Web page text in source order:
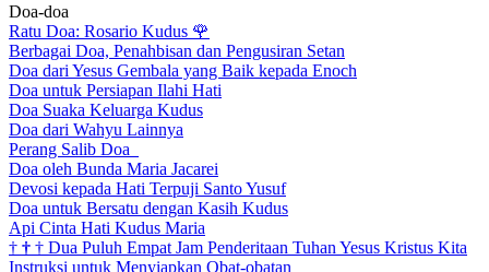
Doa-doa
Ratu Doa: Rosario Kudus 🌹
Berbagai Doa, Penahbisan dan Pengusiran Setan
Doa dari Yesus Gembala yang Baik kepada Enoch
Doa untuk Persiapan Ilahi Hati
Doa Suaka Keluarga Kudus
Doa dari Wahyu Lainnya
Perang Salib Doa
Doa oleh Bunda Maria Jacarei
Devosi kepada Hati Terpuji Santo Yusuf
Doa untuk Bersatu dengan Kasih Kudus
Api Cinta Hati Kudus Maria
† † † Dua Puluh Empat Jam Penderitaan Tuhan Yesus Kristus Kita
Instruksi untuk Menyiapkan Obat-obatan